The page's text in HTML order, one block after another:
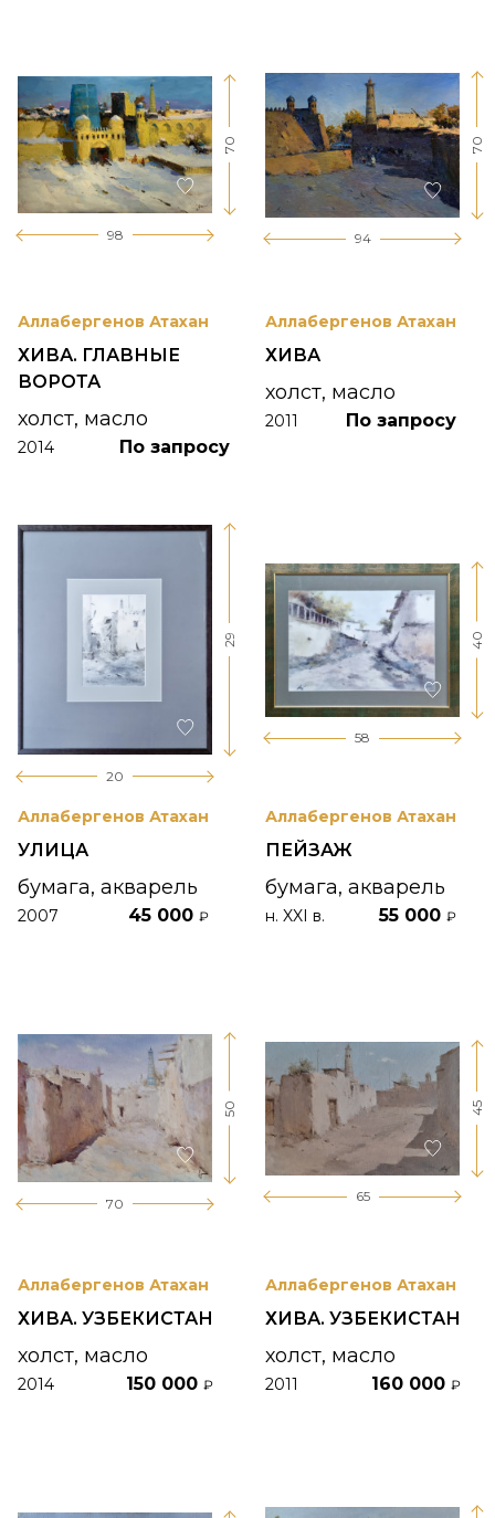
98
70
Аллабергенов Атахан
ХИВА. ГЛАВНЫЕ
ВОРОТА
холст, масло
2014 По запросу
94
70
Аллабергенов Атахан
ХИВА
холст, масло
2011 По запросу
20
29
Аллабергенов Атахан
УЛИЦА
бумага, акварель
2007 45 000 ₽
58
40
Аллабергенов Атахан
ПЕЙЗАЖ
бумага, акварель
н. XXI в. 55 000 ₽
70
50
Аллабергенов Атахан
ХИВА. УЗБЕКИСТАН
холст, масло
2014 150 000 ₽
65
45
Аллабергенов Атахан
ХИВА. УЗБЕКИСТАН
холст, масло
2011 160 000 ₽